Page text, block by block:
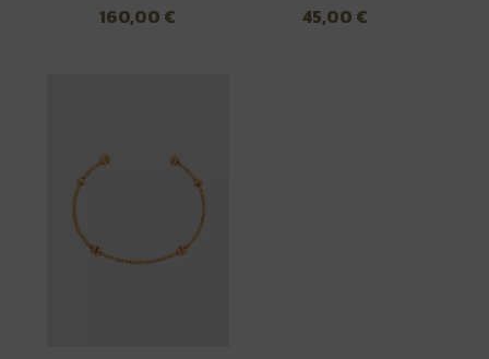
160,00 €
45,00 €